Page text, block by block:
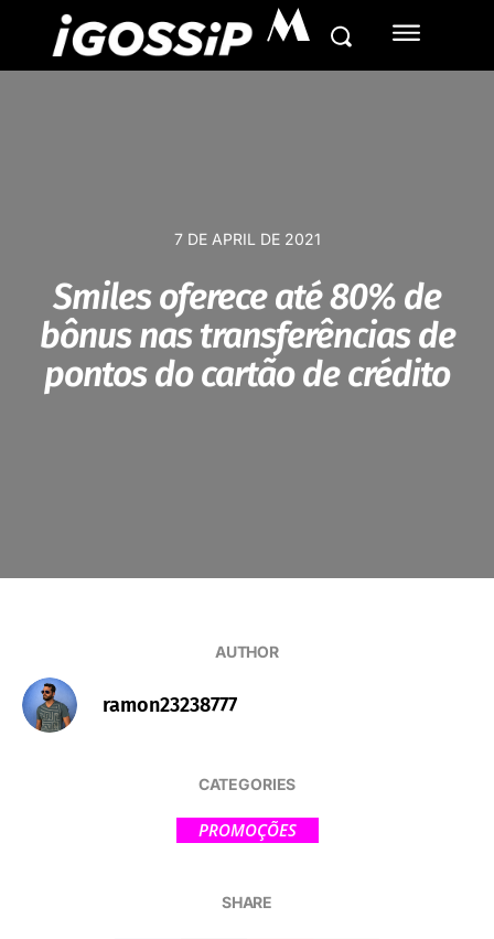
M
7 DE APRIL DE 2021
Smiles oferece até 80% de
bônus nas transferências de
pontos do cartão de crédito
AUTHOR
ramon23238777
CATEGORIES
PROMOÇÕES
SHARE